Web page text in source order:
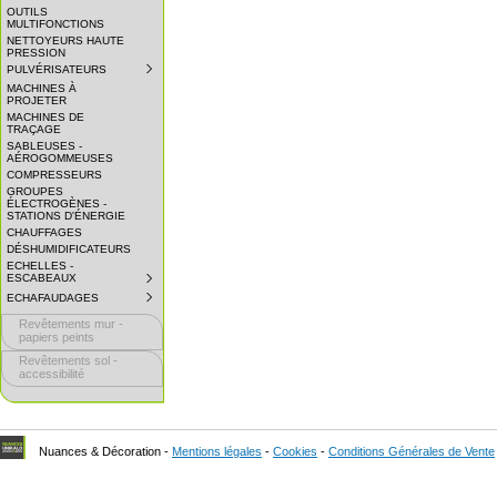
OUTILS
MULTIFONCTIONS
NETTOYEURS HAUTE
PRESSION
PULVÉRISATEURS
MACHINES À
PROJETER
MACHINES DE
TRAÇAGE
SABLEUSES -
AÉROGOMMEUSES
COMPRESSEURS
GROUPES
ÉLECTROGÈNES -
STATIONS D'ÉNERGIE
CHAUFFAGES
DÉSHUMIDIFICATEURS
ECHELLES -
ESCABEAUX
COLLAPSED.
CLICK
TO
EXPAND
ECHAFAUDAGES
COLLAPSED.
CLICK
EXPAND
SUBMENU.
Revêtements mur -
papiers peints
Revêtements sol -
accessibilité
Nuances & Décoration - Mentions légales - Cookies - Conditions Générales de Vente